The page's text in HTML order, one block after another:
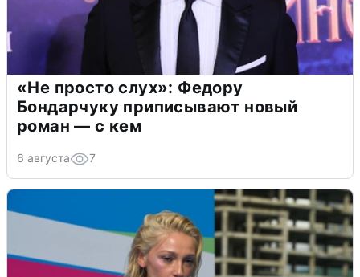
«Не просто слух»: Федору
Бондарчуку приписывают новый
роман — с кем
6 августа 7